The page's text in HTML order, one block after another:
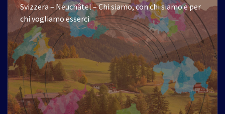
Svizzera – Neuchâtel – Chi siamo, con chi siamo e per
chi vogliamo esserci